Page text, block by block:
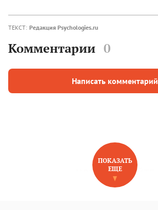
ТЕКСТ: Редакция Psychologies.ru
Комментарии 0
Написать комментарий
НОВОЕ НА САЙТЕ
ПОКАЗАТЬ
ЕЩЕ